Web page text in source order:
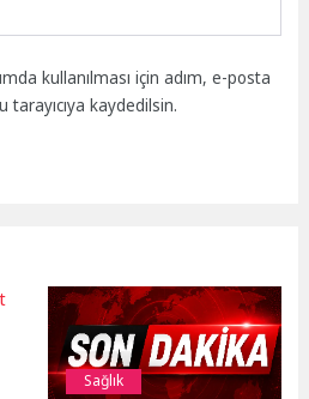
kullanılması için adım, e-posta
kaydedilsin.
Sağlık